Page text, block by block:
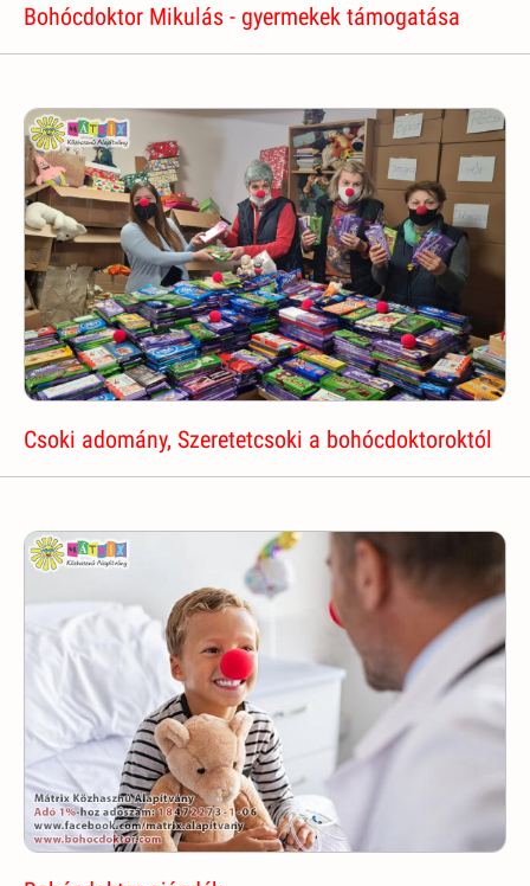
Bohócdoktor Mikulás - gyermekek támogatása
Csoki adomány, Szeretetcsoki a bohócdoktoroktól